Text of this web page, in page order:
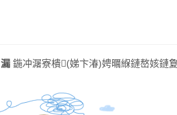
漏鍦冲潳寮樻(娣卞湷)娉曞緥鏈嶅姟鏈